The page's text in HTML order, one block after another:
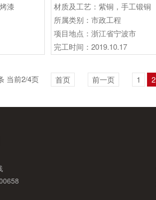
漆
材质及工艺：紫铜，手工锻铜
所属类别：市政工程
项目地点：浙江省宁波市
完工时间：2019.10.17
当前2/4页 首页 前一页 1 2